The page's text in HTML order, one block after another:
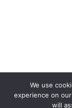
We use
experience on
will